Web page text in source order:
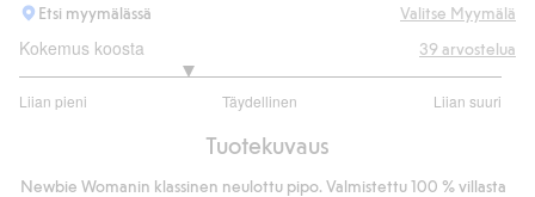
Etsi myymälässä Valitse Myymälä
Kokemus koosta
Liian pieni Täydellinen Liian suuri
/
ääneen
39 arvostelua
Tuotekuvaus
Newbie Womanin klassinen neulottu pipo. Valmistettu 100 % villasta